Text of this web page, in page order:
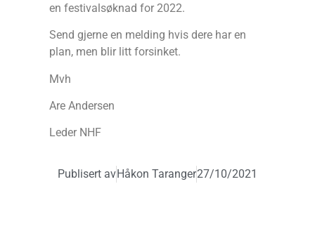
en festivalsøknad for 2022.
Send gjerne en melding hvis dere har en
plan, men blir litt forsinket.
Mvh
Are Andersen
Leder NHF
Publisert avHåkon Taranger27/10/2021